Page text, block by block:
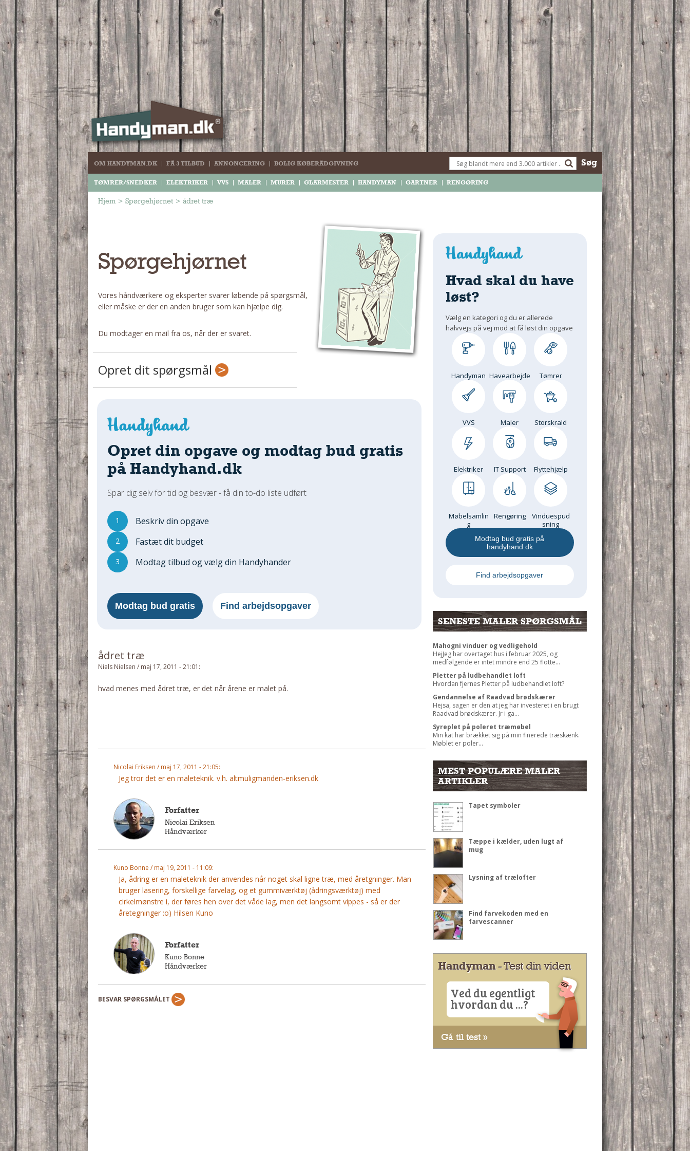
OM HANDYMAN.DK FÅ 3 TILBUD ANNONCERING BOLIG KØBERÅDGIVNING
TØMRER/SNEDKER ELEKTRIKER VVS MALER MURER GLARMESTER HANDYMAN GARTNER RENGØRING
Søg
Hjem > Spørgehjørnet > ådret træ
Spørgehjørnet
Vores håndværkere og eksperter svarer løbende på spørgsmål,
eller måske er der en anden bruger som kan hjælpe dig.
Du modtager en mail fra os, når der er svaret.
Opret dit spørgsmål
Opret din opgave og modtag bud gratis
på Handyhand.dk
Spar dig selv for tid og besvær - få din to-do liste udført
1 Beskriv din opgave
2 Fastæt dit budget
3 Modtag tilbud og vælg din Handyhander
Modtag bud gratis Find arbejdsopgaver
ådret træ
Niels Nielsen / maj 17, 2011 - 21:01 :
hvad menes med ådret træ, er det når årene er malet på.
Nicolai Eriksen / maj 17, 2011 - 21:05:
Jeg tror det er en maleteknik. v.h. altmuligmanden-eriksen.dk
Forfatter
Nicolai Eriksen
Håndværker
Kuno Bonne / maj 19, 2011 - 11:09:
Ja, ådring er en maleteknik der anvendes når noget skal ligne træ, med åretgninger. Man
bruger lasering, forskellige farvelag, og et gummiværktøj (ådringsværktøj) med
cirkelmønstre i, der føres hen over det våde lag, men det langsomt vippes - så er der
åretegninger :o) Hilsen Kuno
Forfatter
Kuno Bonne
Håndværker
BESVAR SPØRGSMÅLET
Hvad skal du have
løst?
Vælg en kategori og du er allerede
halvvejs på vej mod at få løst din opgave
Handyman Havearbejde Tømrer
VVS Maler Storskrald
Elektriker IT Support Flyttehjælp
Møbelsamlin
g
Rengøring
Vinduespud
sning
Modtag bud gratis på
handyhand.dk
Find arbejdsopgaver
SENESTE MALER SPØRGSMÅL
Mahogni vinduer og vedligehold
HejJeg har overtaget hus i februar 2025, og
medfølgende er intet mindre end 25 flotte...
Pletter på ludbehandlet loft
Hvordan fjernes Pletter på ludbehandlet loft?
Gendannelse af Raadvad brødskærer
Hejsa, sagen er den at jeg har investeret i en brugt
Raadvad brødskærer. Jr i ga...
Syreplet på poleret træmøbel
Min kat har brækket sig på min finerede træskænk.
Møblet er poler...
MEST POPULÆRE MALER
ARTIKLER
Tapet symboler
Tæppe i kælder, uden lugt af
mug
Lysning af trælofter
Find farvekoden med en
farvescanner
Handyman- Test din viden
Ved du egentligt
hvordan du ...?
Gå til test »